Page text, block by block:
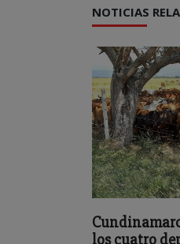
NOTICIAS
los cuatro